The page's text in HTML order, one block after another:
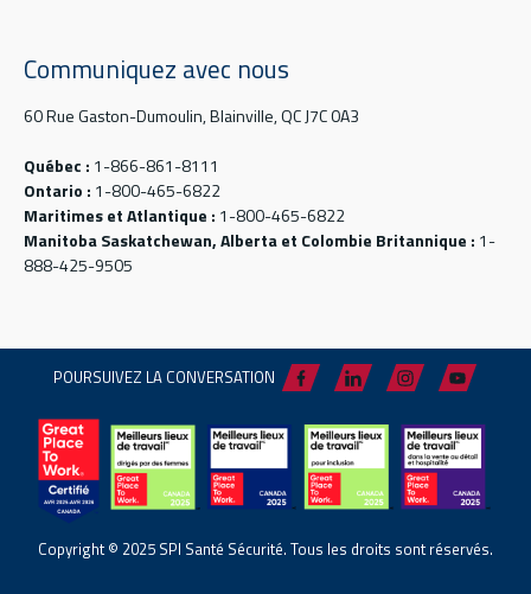
Communiquez avec nous
60 Rue Gaston-Dumoulin, Blainville, QC J7C 0A3
Québec : 1-866-861-8111
Ontario : 1-800-465-6822
Maritimes et Atlantique : 1-800-465-6822
Manitoba Saskatchewan, Alberta et Colombie Britannique : 1-
888-425-9505
POURSUIVEZ LA CONVERSATION
Copyright © 2025 SPI Santé Sécurité. Tous les droits sont réservés.